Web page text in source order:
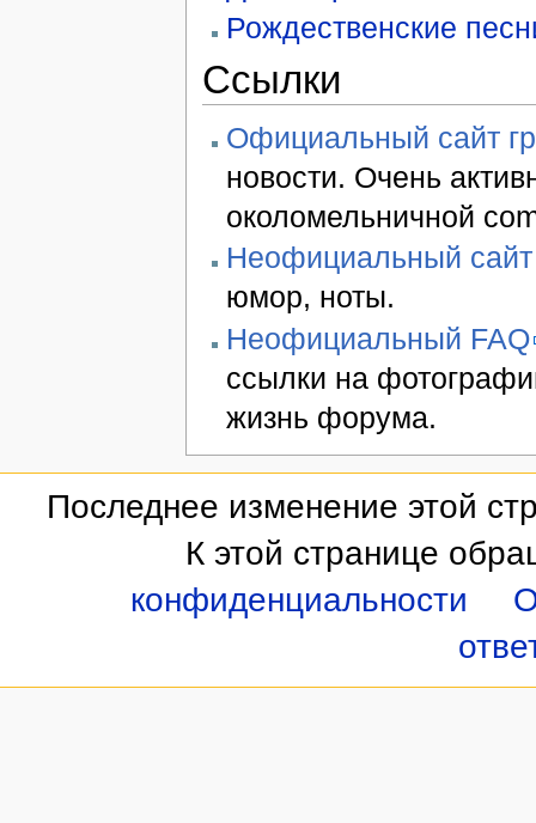
Рождественские
Ссылки
Официальный сайт
новости. Очень
околомельничной
Неофициальный сайт
юмор, ноты.
Неофициальный FAQ
ссылки на
жизнь форума.
Последнее изменение этой
К этой странице
конфиденциальности